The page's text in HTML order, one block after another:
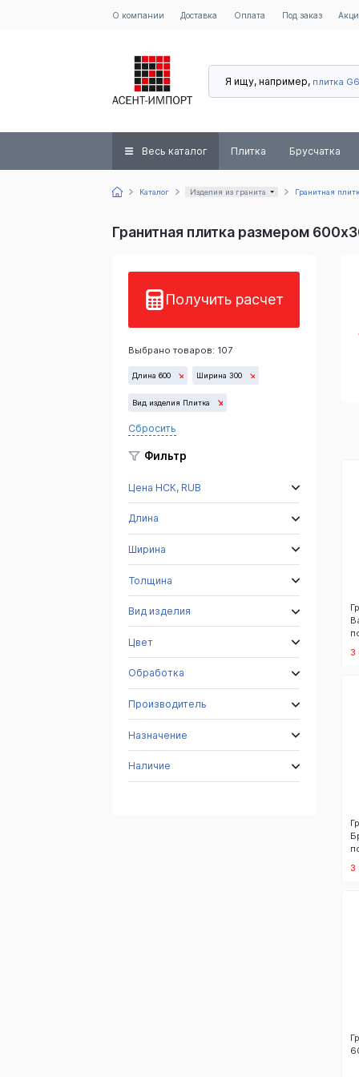
О компании Доставка Оплата Под заказ
Я ищу, например, плитка
Весь каталог Плитка Брусчатка
Каталог Изделия из гранита Гранитная
Гранитная плитка размером
Получить расчет
Выбрано товаров: 107
Длина 600 Ширина 300
Вид изделия Плитка
Сбросить
Фильтр
Цена НСК, RUB
Длина
Ширина
Толщина
Вид изделия
Цвет
Обработка
Производитель
Назначение
Наличие
Белла Вайт
G603
3
3